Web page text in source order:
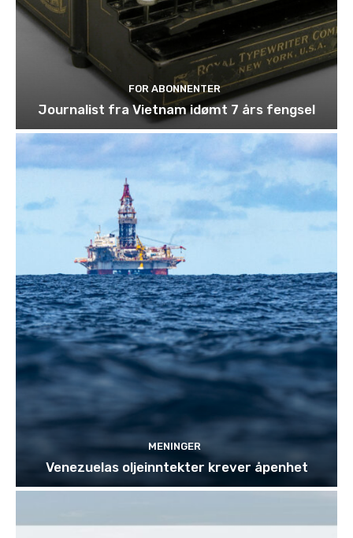
FOR ABONNENTER
Journalist fra Vietnam idømt 7 års fengsel
MENINGER
Venezuelas oljeinntekter krever åpenhet